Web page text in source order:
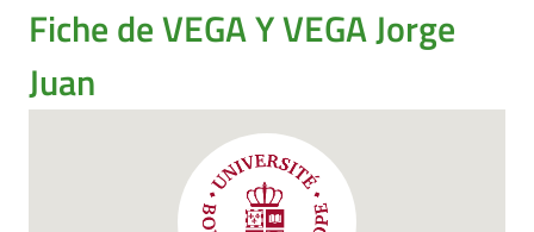
Fiche de VEGA Y VEGA Jorge
Juan